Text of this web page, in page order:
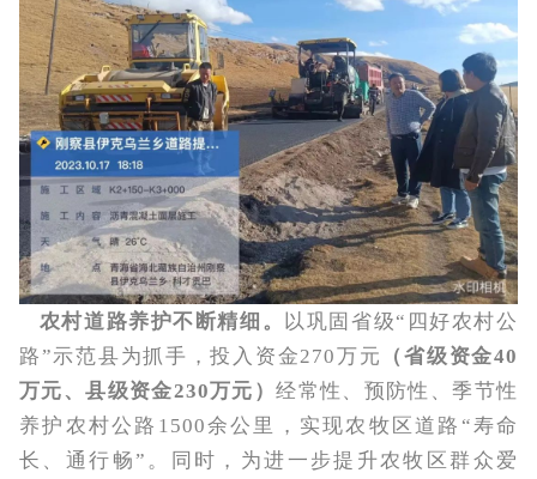
农村道路养护不断精细。
以巩固省级“四好农村公
路”示范县为抓手，投入资金270万元
（省级资金40
万元、县级资金230万元）经常性、预防性、季节性
养护农村公路1500余公里，实现农牧区道路“寿命
长、通行畅”。同时，为进一步提升农牧区群众爱